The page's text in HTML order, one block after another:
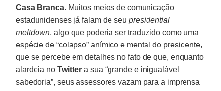
Casa Branca. Muitos meios de comunicação
estadunidenses já falam de seupresidential
meltdown, algo que poderia ser traduzido como uma
espécie de “colapso” anímico e mental do presidente,
que se percebe em detalhes no fato de que, enquanto
alardeia noTwitter a sua “grande e inigualável
sabedoria”, seus assessores vazam para a imprensa